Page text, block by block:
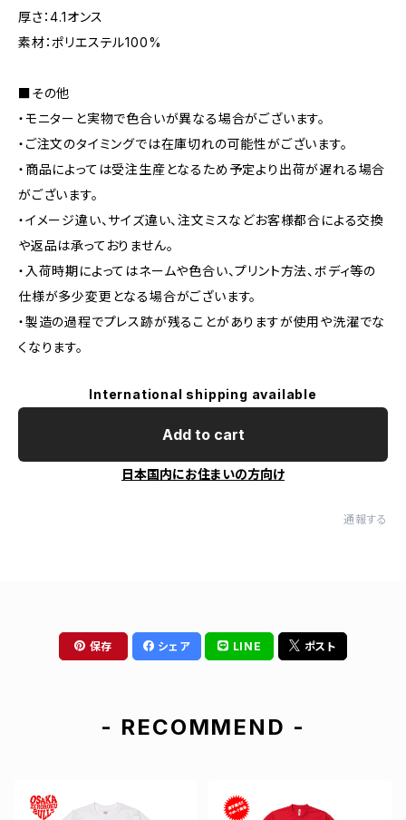
厚さ：4.1オンス
素材：ポリエステル100%
■その他
・モニターと実物で色合いが異なる場合がございます。
・ご注文のタイミングでは在庫切れの可能性がございます。
・商品によっては受注生産となるため予定より出荷が遅れる場合
がございます。
・イメージ違い、サイズ違い、注文ミスなどお客様都合による交換
や返品は承っておりません。
・入荷時期によってはネームや色合い、プリント方法、ボディ等の
仕様が多少変更となる場合がございます。
・製造の過程でプレス跡が残ることがありますが使用や洗濯でな
くなります。
International shipping available
Add to cart
日本国内にお住まいの方向け
通報する
保存 シェア LINE ポスト
- RECOMMEND -